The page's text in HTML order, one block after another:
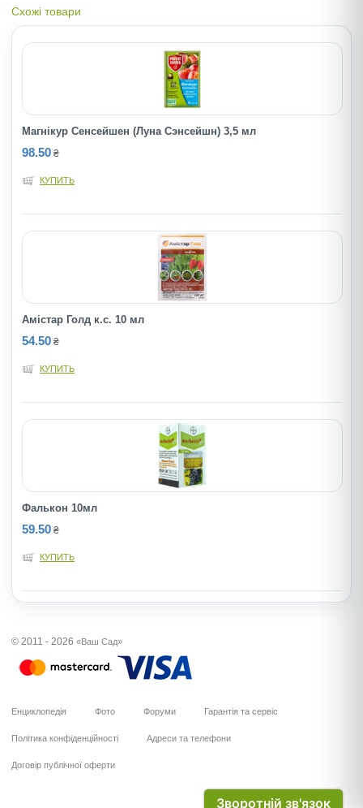
Схожі товари
Магнiкур Сенсейшен (Луна Сэнсейшн) 3,5 мл
98.50 ₴
КУПИТЬ
Амiстар Голд к.с. 10 мл
54.50 ₴
КУПИТЬ
Фалькон 10мл
59.50 ₴
КУПИТЬ
© 2011 - 2026 «Ваш Сад»
Енциклопедія Фото Форуми Гарантія та сервіс
Політика конфіденційності Адреси та телефони
Договір публічної оферти